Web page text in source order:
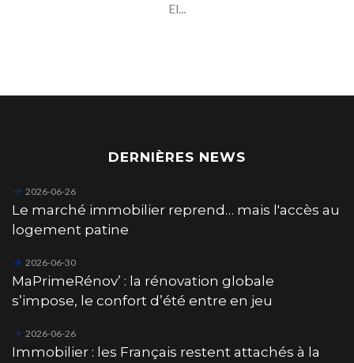
El...
DERNIÈRES NEWS
2026-06-26
Le marché immobilier reprend… mais l'accès au
logement patine
2026-06-30
MaPrimeRénov’ : la rénovation globale
s’impose, le confort d’été entre en jeu
2026-06-26
Immobilier : les Français restent attachés à la